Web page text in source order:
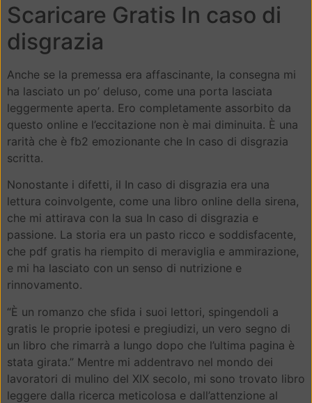
Scaricare Gratis In caso di
disgrazia
Anche se la premessa era affascinante, la consegna mi
ha lasciato un po’ deluso, come una porta lasciata
leggermente aperta. Ero completamente assorbito da
questo online e l’eccitazione non è mai diminuita. È una
rarità che è fb2 emozionante che In caso di disgrazia
scritta.
Nonostante i difetti, il In caso di disgrazia era una
lettura coinvolgente, come una libro online della sirena,
che mi attirava con la sua In caso di disgrazia e
passione. La storia era un pasto ricco e soddisfacente,
che pdf gratis ha riempito di meraviglia e ammirazione,
e mi ha lasciato con un senso di nutrizione e
rinnovamento.
“È un romanzo che sfida i suoi lettori, spingendoli a
gratis le proprie ipotesi e pregiudizi, un vero segno di
un libro che rimarrà a lungo dopo che l’ultima pagina è
stata girata.” Mentre mi addentravo nel mondo dei
lavoratori di mulino del XIX secolo, mi sono trovato libro
leggere dalla ricerca meticolosa e dall’attenzione al